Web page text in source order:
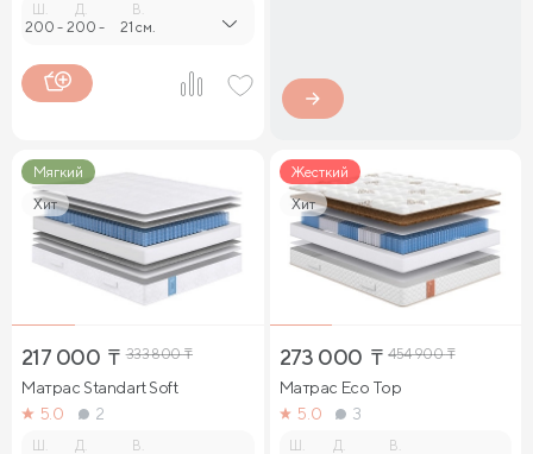
200 -
Д.
200 -
В.
21 см.
Мягкий
Хит
217 000 ₸ 333 800₸
Матрас Standart Soft
5.0
2
Д. В.
Жесткий
Хит
273 000 ₸ 454 900₸
Матрас Eco Top
5.0
3
Д. В.